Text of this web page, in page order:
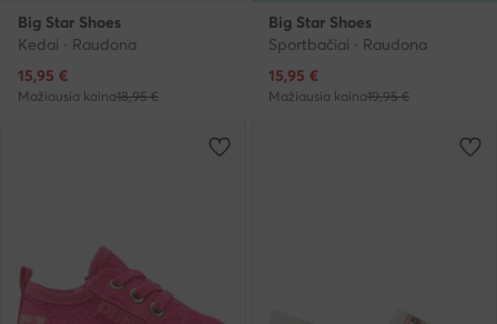
Big Star Shoes
Kedai · Raudona
Dabartinė kaina
15,95 €
Mažiausia kaina18,95 €
Big Star Shoes
Sportbačiai · Raudona
Dabartinė kaina
15,95 €
Mažiausia kaina19,95 €